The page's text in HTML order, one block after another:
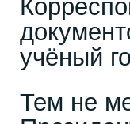
учёный
Тем не